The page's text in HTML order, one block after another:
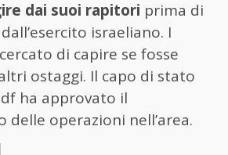
dai suoi rapitori prima di
israeliano. I
di capire se fosse
ostaggi. Il capo di stato
ha approvato il
delle operazioni nell’area.